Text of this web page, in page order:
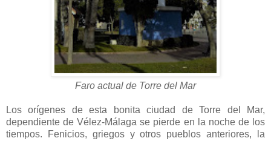
Faro actual de Torre del Mar
Los orígenes de esta bonita ciudad de Torre del Mar,
dependiente de Vélez-Málaga se pierde en la noche de los
tiempos. Fenicios, griegos y otros pueblos anteriores, la